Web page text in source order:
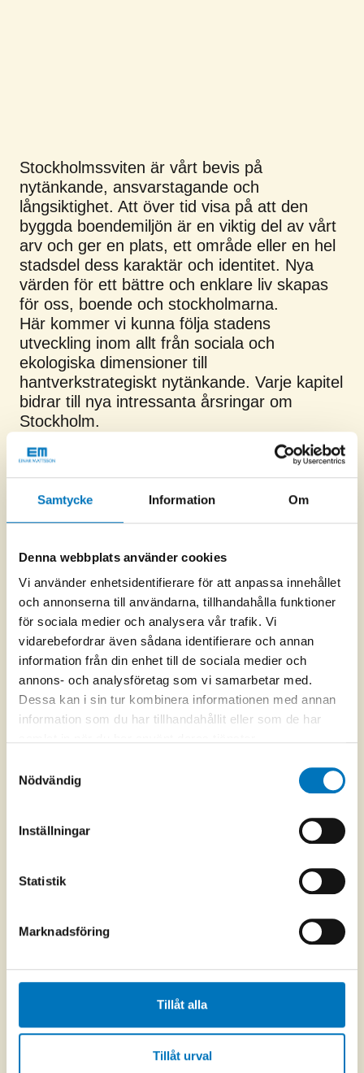
Samtycke Information Om
Denna webbplats använder cookies
Vi använder enhetsidentifierare för att anpassa innehållet
och annonserna till användarna, tillhandahålla funktioner
för sociala medier och analysera vår trafik. Vi
vidarebefordrar även sådana identifierare och annan
information från din enhet till de sociala medier och
annons- och analysföretag som vi samarbetar med.
Dessa kan i sin tur kombinera informationen med annan
information som du har tillhandahållit eller som de har
Nödvändig
Inställningar
Statistik
Marknadsföring
Tillåt alla
Tillåt urval
Stockholmssviten är vårt bevis på
nytänkande, ansvarstagande och
långsiktighet. Att över tid visa på att den
byggda boendemiljön är en viktig del av vårt
arv och ger en plats, ett område eller en hel
stadsdel dess karaktär och identitet. Nya
värden för ett bättre och enklare liv skapas
för oss, boende och stockholmarna.
Här kommer vi kunna följa stadens
utveckling inom allt från sociala och
ekologiska dimensioner till
hantverkstrategiskt nytänkande. Varje kapitel
bidrar till nya intressanta årsringar om
Stockholm.
Likt vår vision och ledstjärna ska nästa
kapitel i sviten alltid vara det bästa. En intern
kravställare väl värd att följa.